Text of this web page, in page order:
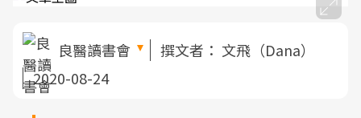
良醫讀書會 撰文者： 文飛（Dana）
2020-08-24